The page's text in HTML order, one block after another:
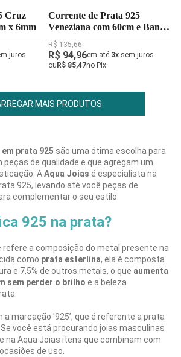
Cruz
x 6mm
juros
Corrente de Prata 925
Veneziana com 60cm e Banho
de Ródio
R$ 135,66
R$ 94,96em até 3x sem juros
ouR$ 85,47no Pix
MAIS PRODUTOS
prata 925 são uma ótima escolha para
peças de qualidade e que agregam um
AAqua Joias é especialista na
925, levando até você peças de
complementar o seu estilo.
925 na prata?
refere a composição do metal presente na
como prata esterlina, ela é composta
e 7,5% de outros metais, o que aumenta
sem perder o brilho e a beleza
a marcação '925’, que é referente a prata
você está procurando joias masculinas
na Aqua Joias itens que combinam com
de uso.